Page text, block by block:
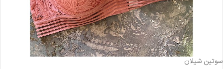
سوتین شیلان